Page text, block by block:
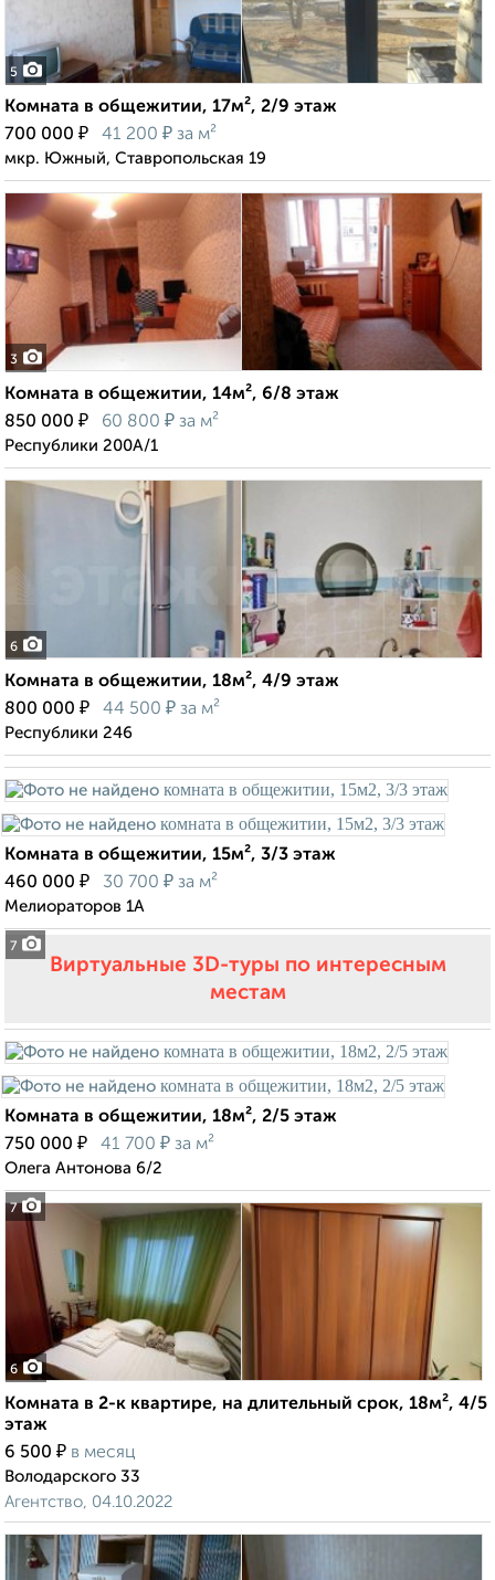
5
Комната в общежитии, 17м², 2/9 этаж
700 000 ₽ 41 200 ₽ за м²
мкр. Южный, Ставропольская 19
3
Комната в общежитии, 14м², 6/8 этаж
850 000 ₽ 60 800 ₽ за м²
Республики 200А/1
6
Комната в общежитии, 18м², 4/9 этаж
800 000 ₽ 44 500 ₽ за м²
Республики 246
7
Комната в общежитии, 15м², 3/3 этаж
460 000 ₽ 30 700 ₽ за м²
Мелиораторов 1А
Виртуальные 3D-туры по интересным
местам
7
Комната в общежитии, 18м², 2/5 этаж
750 000 ₽ 41 700 ₽ за м²
Олега Антонова 6/2
6
Комната в 2-к квартире, на длительный срок, 18м², 4/5
этаж
6 500 ₽ в месяц
Володарского 33
Агентство, 04.10.2022